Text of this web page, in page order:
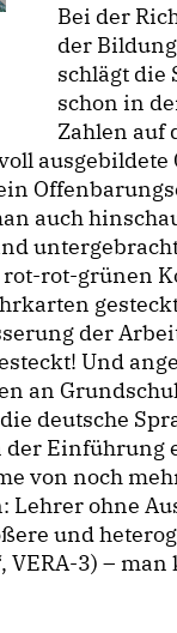
Bei der
der
schlägt die
schon in
Zahlen auf
auch
rot-grünen
der
Und
an
deutsche
Einführung
von noch
Lehrer ohne
und
VERA-3) –